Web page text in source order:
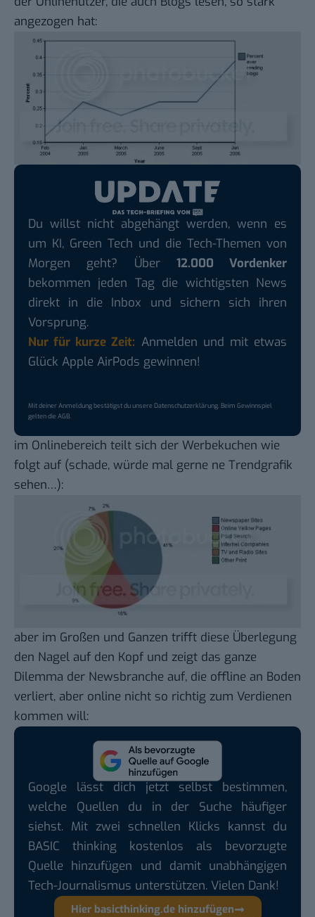
angezogen hat:
Du willst nicht abgehängt werden, wenn es
um KI, Green Tech und die Tech-Themen von
Morgen geht? Über 12.000 Vordenker
bekommen jeden Tag die wichtigsten News
direkt in die Inbox und sichern sich ihren
Vorsprung.
Nur für kurze Zeit: Anmelden und mit etwas
Glück Apple AirPods gewinnen!
Mit deiner Anmeldung bestätigst du unsere Datenschutzerklärung. Beim Gewinnspiel
gelten dieAGB.
im Onlinebereich teilt sich der Werbekuchen wie
folgt auf (schade, würde mal gerne ne Trendgrafik
sehen…):
aber im Großen und Ganzen trifft diese Überlegung
den Nagel auf den Kopf und zeigt das ganze
Dilemma der Newsbranche auf, die offline an Boden
verliert, aber online nicht so richtig zum Verdienen
kommen will:
Google lässt dich jetzt selbst bestimmen,
welche Quellen du in der Suche häufiger
siehst. Mit zwei schnellen Klicks kannst du
BASIC thinking kostenlos als bevorzugte
Quelle hinzufügen und damit unabhängigen
Tech-Journalismus unterstützen. Vielen Dank!
Hier basicthinking.de hinzufügen